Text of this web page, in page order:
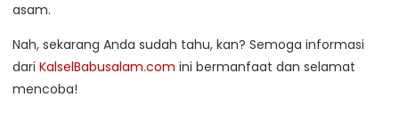
asam.
Nah, sekarang Anda sudah tahu, kan? Semoga informasi
dari KalselBabusalam.com ini bermanfaat dan selamat
mencoba!